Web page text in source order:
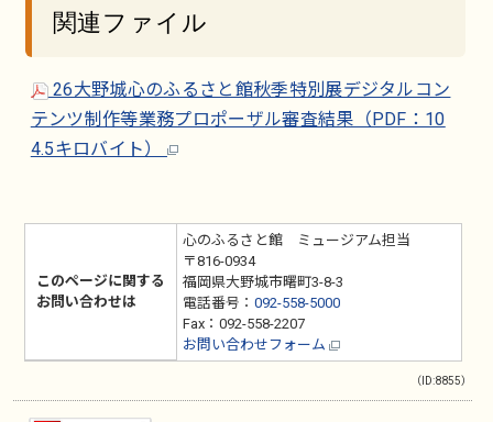
関連ファイル
26大野城心のふるさと館秋季特別展デジタルコン
テンツ制作等業務プロポーザル審査結果（PDF：10
4.5キロバイト）
このページに関する
お問い合わせは
心のふるさと館 ミュージアム担当
〒816-0934
福岡県大野城市曙町3-8-3
電話番号： 092-558-5000
Fax：092-558-2207
お問い合わせフォーム
（ID:8855）